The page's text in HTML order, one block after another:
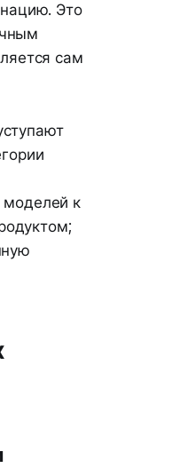
Это
сам
моделей к